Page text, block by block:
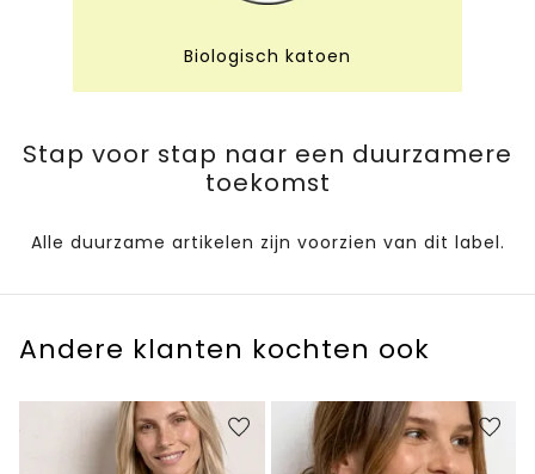
Biologisch katoen
Stap voor stap naar een duurzamere
toekomst
Alle duurzame artikelen zijn voorzien van dit label.
Andere klanten kochten ook